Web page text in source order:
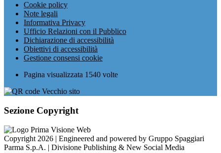
Cookie policy
Note legali
Informativa Privacy
Ufficio Relazioni con il Pubblico
Dichiarazione di accessibilità
Obiettivi di accessibilità
Gestione consensi cookie
Pagina visualizzata 1540 volte
Sezione Copyright
Copyright 2026 | Engineered and powered by Gruppo Spaggiari
Parma S.p.A. | Divisione Publishing & New Social Media